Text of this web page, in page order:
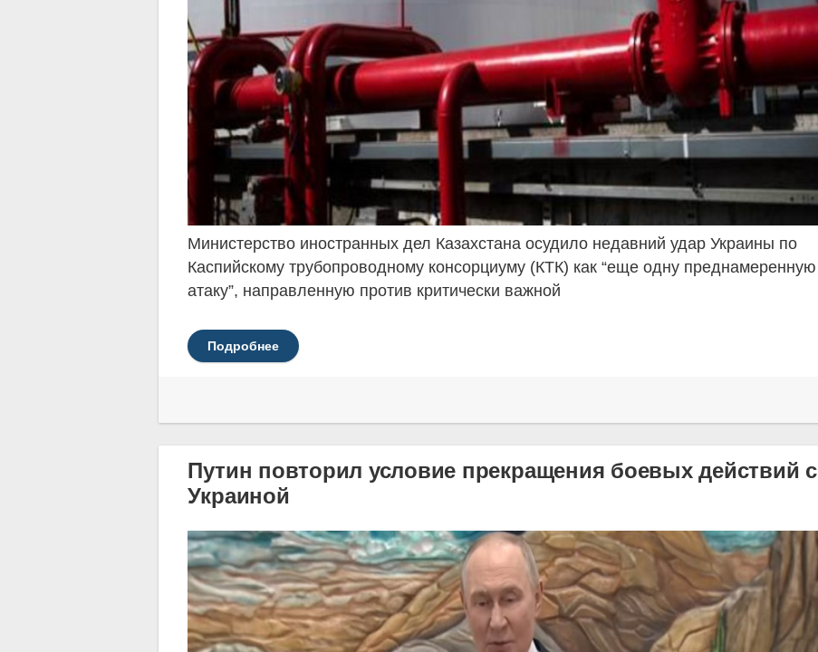
Министерство иностранных дел Казахстана осудило недавний удар Украины по
Каспийскому трубопроводному консорциуму (КТК) как “еще одну преднамеренную
атаку”, направленную против критически важной
Подробнее
Путин повторил условие прекращения боевых действий с
Украиной